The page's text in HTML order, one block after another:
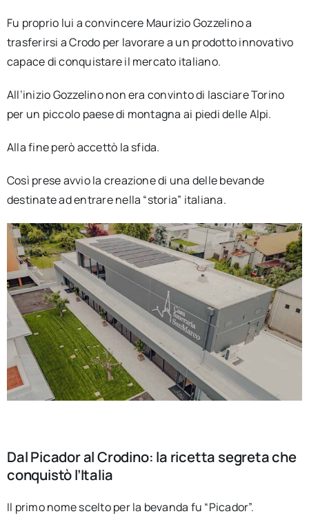
Fu proprio lui a convincere Maurizio Gozzelino a
trasferirsi a Crodo per lavorare a un prodotto innovativo
capace di conquistare il mercato italiano.
All’inizio Gozzelino non era convinto di lasciare Torino
per un piccolo paese di montagna ai piedi delle Alpi.
Alla fine però accettò la sfida.
Così prese avvio la creazione di una delle bevande
destinate ad entrare nella “storia” italiana.
Dal Picador al Crodino: la ricetta segreta che
conquistò l’Italia
Il primo nome scelto per la bevanda fu “Picador”.